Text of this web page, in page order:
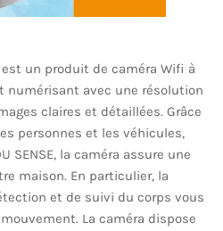
est un produit de caméra Wifi à
numérisant avec une résolution
claires et détaillées. Grâce
personnes et les véhicules,
SENSE, la caméra assure une
maison. En particulier, la
et de suivi du corps vous
La caméra dispose